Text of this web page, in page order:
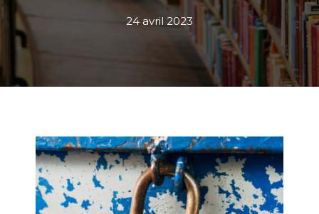
24 avril 2023